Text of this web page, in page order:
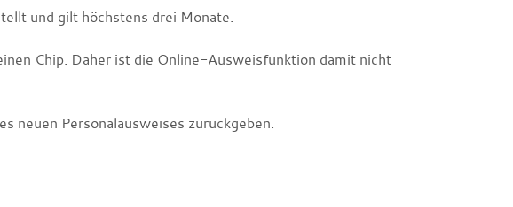
und gilt höchstens drei Monate.
Chip. Daher ist die Online-Ausweisfunktion damit nicht
neuen Personalausweises zurückgeben.